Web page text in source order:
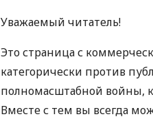
Уважаемый читатель!
Это страница с
категорически против
полномасштабной войны,
Вместе с тем вы всегда